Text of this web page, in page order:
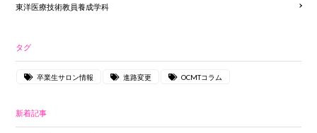
東洋医療技術教員養成学科
タグ
卒業生サロン情報 進路変更 OCMTコラム
新着記事